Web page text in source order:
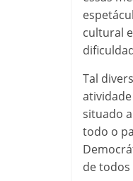
cultural
Tal
situado
todo o
de